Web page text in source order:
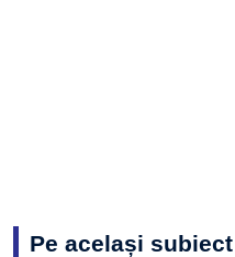
Pe același subiect